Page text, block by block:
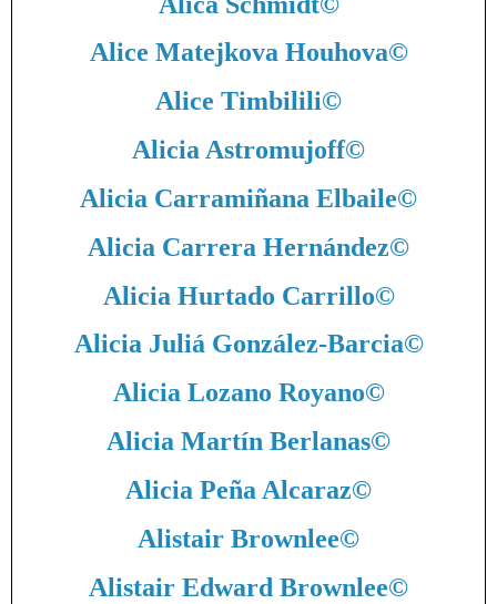
Alice Matejkova Houhova©
Alice Timbilili©
Alicia Astromujoff©
Alicia Carramiñana Elbaile©
Alicia Carrera Hernández©
Alicia Hurtado Carrillo©
Alicia Juliá González-Barcia©
Alicia Lozano Royano©
Alicia Martín Berlanas©
Alicia Peña Alcaraz©
Alistair Brownlee©
Alistair Edward Brownlee©